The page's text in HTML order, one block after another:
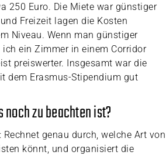
250 Euro. Die Miete war günstiger
Freizeit lagen die Kosten
Niveau. Wenn man günstiger
ein Zimmer in einem Corridor
preiswerter. Insgesamt war die
dem Erasmus-Stipendium gut
noch zu beachten ist?
genau durch, welche Art von
könnt, und organisiert die